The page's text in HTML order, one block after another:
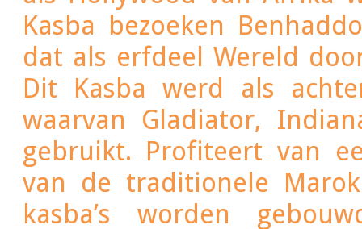
Kasba bezoeken
dat als erfdeel Wereld
Dit Kasba werd als
waarvan Gladiator,
gebruikt. Profiteert van
van de traditionele
kasba’s worden